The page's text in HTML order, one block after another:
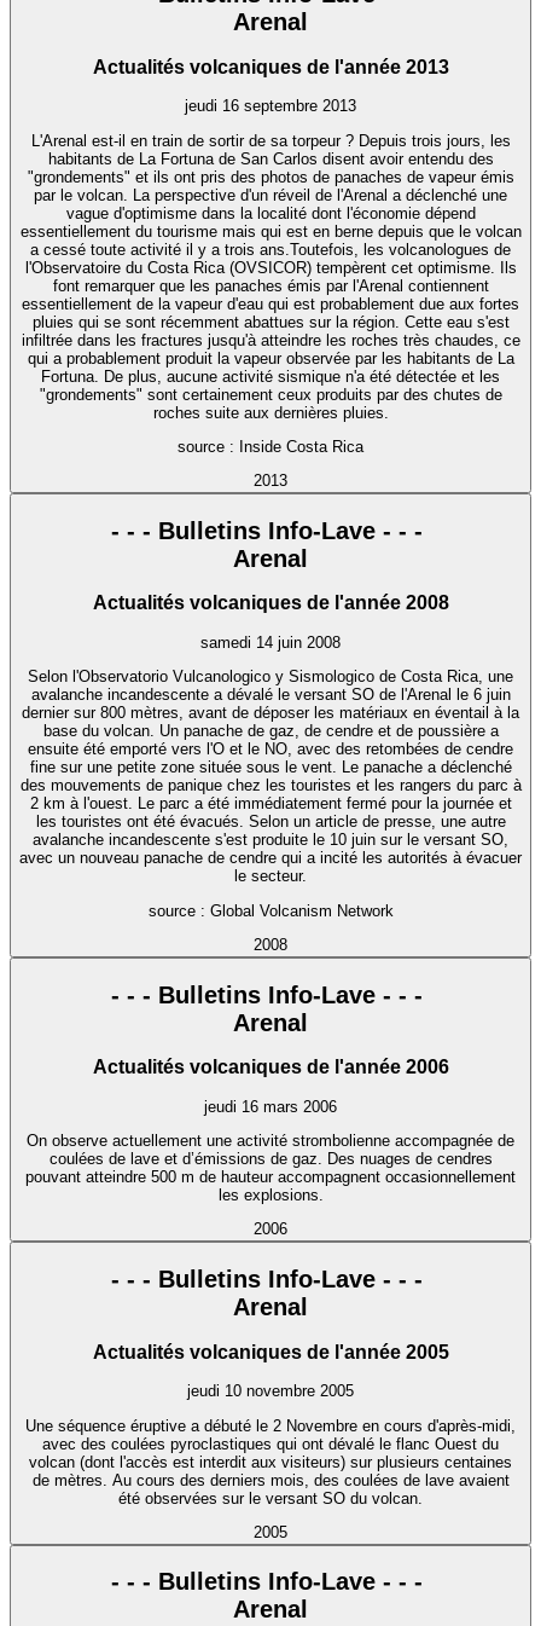
Arenal
Actualités volcaniques de l'année 2013
jeudi 16 septembre 2013
L'Arenal est-il en train de sortir de sa torpeur ? Depuis trois jours, les
habitants de La Fortuna de San Carlos disent avoir entendu des
"grondements" et ils ont pris des photos de panaches de vapeur émis
par le volcan. La perspective d'un réveil de l'Arenal a déclenché une
vague d'optimisme dans la localité dont l'économie dépend
essentiellement du tourisme mais qui est en berne depuis que le volcan
a cessé toute activité il y a trois ans.Toutefois, les volcanologues de
l'Observatoire du Costa Rica (OVSICOR) tempèrent cet optimisme. Ils
font remarquer que les panaches émis par l'Arenal contiennent
essentiellement de la vapeur d'eau qui est probablement due aux fortes
pluies qui se sont récemment abattues sur la région. Cette eau s'est
infiltrée dans les fractures jusqu'à atteindre les roches très chaudes, ce
qui a probablement produit la vapeur observée par les habitants de La
Fortuna. De plus, aucune activité sismique n'a été détectée et les
"grondements" sont certainement ceux produits par des chutes de
roches suite aux dernières pluies.
source : Inside Costa Rica
2013
- - - Bulletins Info-Lave - - -
Arenal
Actualités volcaniques de l'année 2008
samedi 14 juin 2008
Selon l'Observatorio Vulcanologico y Sismologico de Costa Rica, une
avalanche incandescente a dévalé le versant SO de l'Arenal le 6 juin
dernier sur 800 mètres, avant de déposer les matériaux en éventail à la
base du volcan. Un panache de gaz, de cendre et de poussière a
ensuite été emporté vers l'O et le NO, avec des retombées de cendre
fine sur une petite zone située sous le vent. Le panache a déclenché
des mouvements de panique chez les touristes et les rangers du parc à
2 km à l'ouest. Le parc a été immédiatement fermé pour la journée et
les touristes ont été évacués. Selon un article de presse, une autre
avalanche incandescente s'est produite le 10 juin sur le versant SO,
avec un nouveau panache de cendre qui a incité les autorités à évacuer
le secteur.
source : Global Volcanism Network
2008
- - - Bulletins Info-Lave - - -
Arenal
Actualités volcaniques de l'année 2006
jeudi 16 mars 2006
On observe actuellement une activité strombolienne accompagnée de
coulées de lave et d’émissions de gaz. Des nuages de cendres
pouvant atteindre 500 m de hauteur accompagnent occasionnellement
les explosions.
2006
- - - Bulletins Info-Lave - - -
Arenal
Actualités volcaniques de l'année 2005
jeudi 10 novembre 2005
Une séquence éruptive a débuté le 2 Novembre en cours d'après-midi,
avec des coulées pyroclastiques qui ont dévalé le flanc Ouest du
volcan (dont l'accès est interdit aux visiteurs) sur plusieurs centaines
de mètres. Au cours des derniers mois, des coulées de lave avaient
été observées sur le versant SO du volcan.
2005
- - - Bulletins Info-Lave - - -
Arenal